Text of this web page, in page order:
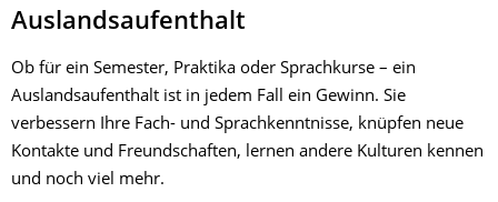
Auslandsaufenthalt
Ob für ein Semester, Praktika oder Sprachkurse – ein
Auslandsaufenthalt ist in jedem Fall ein Gewinn. Sie
verbessern Ihre Fach- und Sprachkenntnisse, knüpfen neue
Kontakte und Freundschaften, lernen andere Kulturen kennen
und noch viel mehr.